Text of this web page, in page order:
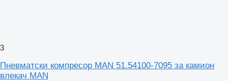
3
Пневматски компресор MAN 51.54100-7095 за камион
влекач MAN